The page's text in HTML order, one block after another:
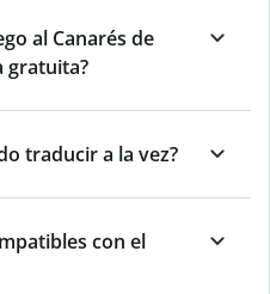
al Canarés de
gratuita?
traducir a la vez?
con el